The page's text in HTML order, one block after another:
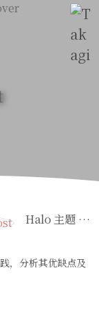
Halo 主题 PJAX 开发实践
，分析其优缺点及